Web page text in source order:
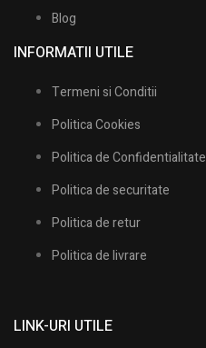
Blog
INFORMATII UTILE​
Termeni si Conditii
Politica Cookies
Politica de Confidentialitate
Politica de securitate
Politica de retur
Politica de livrare
LINK-URI UTILE